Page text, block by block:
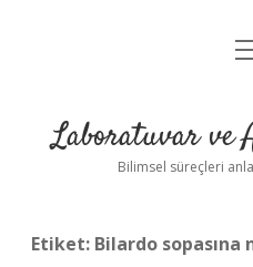
Yasal
Laboratuvar ve
Bilimsel süreçleri
Etiket: Bilardo sopasına